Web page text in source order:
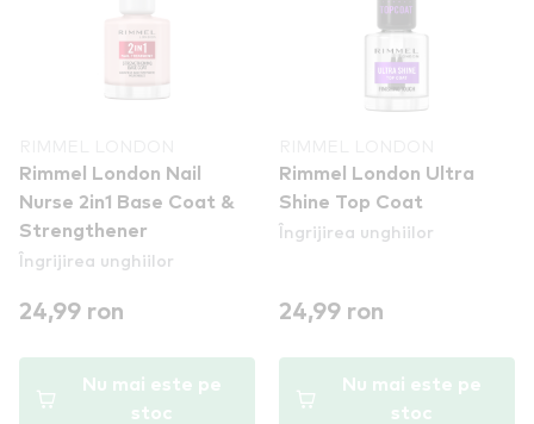
Rimmel London Nail
Nurse 2in1 Base Coat &
Strengthener
Îngrijirea unghiilor
24,99 ron
Nu mai este pe
stoc
Rimmel London Ultra
Shine Top Coat
Îngrijirea unghiilor
24,99 ron
Nu mai este pe
stoc